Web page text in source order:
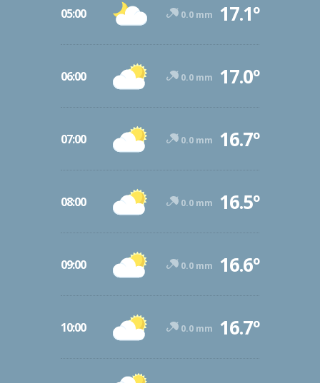
05:00 0.0 mm 17.1º
06:00 0.0 mm 17.0º
07:00 0.0 mm 16.7º
08:00 0.0 mm 16.5º
09:00 0.0 mm 16.6º
10:00 0.0 mm 16.7º